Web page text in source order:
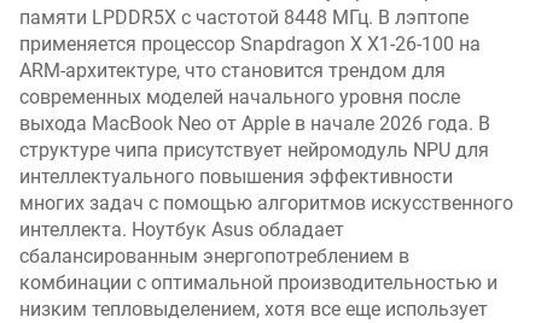
памяти LPDDR5X с частотой 8448 МГц. В лэптопе
применяется процессор Snapdragon X X1-26-100 на
ARM-архитектуре, что становится трендом для
современных моделей начального уровня после
выхода MacBook Neo от Apple в начале 2026 года. В
структуре чипа присутствует нейромодуль NPU для
интеллектуального повышения эффективности
многих задач с помощью алгоритмов искусственного
интеллекта. Ноутбук Asus обладает
сбалансированным энергопотреблением в
комбинации с оптимальной производительностью и
низким тепловыделением, хотя все еще использует